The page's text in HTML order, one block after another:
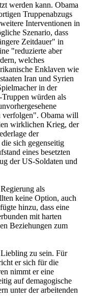
werden kann. Obama
Truppenabzugs
Interventionen in
Szenario, dass
Zeitdauer" in
"reduzierte aber
welches
Enklaven wie
Iran und Syrien
in der
würden als
verfolgen". Obama will
wirklichen Krieg, der
der
sich gegenseitig
eines besetzten
der US-Soldaten und
als
keine Option, auch
hinzu, dass eine
mit harten
Beziehungen zum
zu sein. Für
er sich für die
nimmt er eine
auf demagogische
unter der arbeitenden